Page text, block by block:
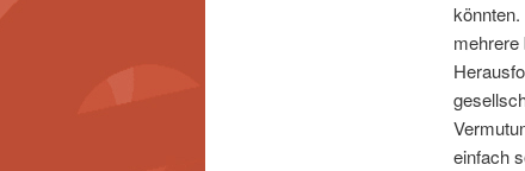
mehrere
einfach